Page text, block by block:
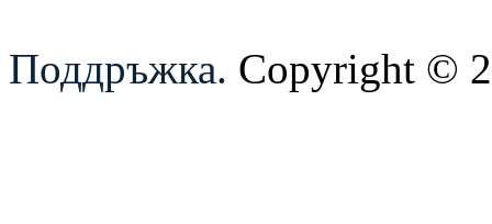
Поддръжка. Copyright ©